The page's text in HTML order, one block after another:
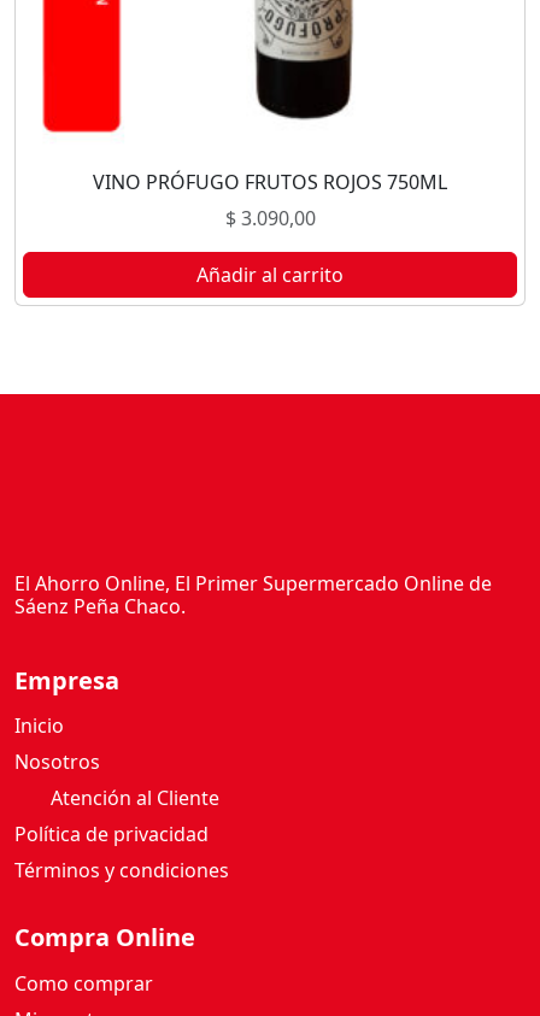
VINO PRÓFUGO FRUTOS ROJOS 750ML
$3.090,00
Añadir al carrito
El Ahorro Online, El Primer Supermercado Online de
Sáenz Peña Chaco.
Empresa
Inicio
Nosotros
Atención al Cliente
Política de privacidad
Términos y condiciones
Compra Online
Como comprar